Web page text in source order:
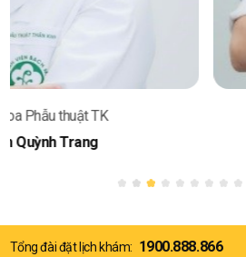
Tổng đài đặt lịch khám: 1900.888.866